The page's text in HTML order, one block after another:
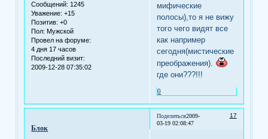
Сообщений: 1245
Уважение: +15
Позитив: +0
Пол: Мужской
Провел на форуме:
4 дня 17 часов
Последний визит:
2009-12-28 07:35:02
мифические
полосы),то я не вижу
того чего видят все
как например
сегодня(мистические
преображения).
где они???!!!
0
Поделиться 17
2009-
03-19 02:08:47
Блок